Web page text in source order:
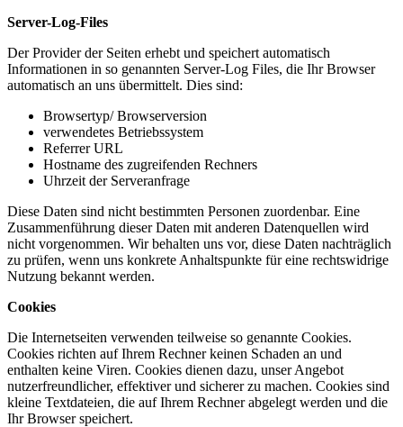
Server-Log-Files
Der Provider der Seiten erhebt und speichert automatisch
Informationen in so genannten Server-Log Files, die Ihr Browser
automatisch an uns übermittelt. Dies sind:
Browsertyp/ Browserversion
verwendetes Betriebssystem
Referrer URL
Hostname des zugreifenden Rechners
Uhrzeit der Serveranfrage
Diese Daten sind nicht bestimmten Personen zuordenbar. Eine
Zusammenführung dieser Daten mit anderen Datenquellen wird
nicht vorgenommen. Wir behalten uns vor, diese Daten nachträglich
zu prüfen, wenn uns konkrete Anhaltspunkte für eine rechtswidrige
Nutzung bekannt werden.
Cookies
Die Internetseiten verwenden teilweise so genannte Cookies.
Cookies richten auf Ihrem Rechner keinen Schaden an und
enthalten keine Viren. Cookies dienen dazu, unser Angebot
nutzerfreundlicher, effektiver und sicherer zu machen. Cookies sind
kleine Textdateien, die auf Ihrem Rechner abgelegt werden und die
Ihr Browser speichert.